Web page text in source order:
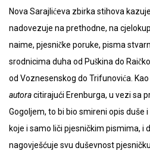
Nova Sarajlićeva zbirka stihova
nadovezuje na prethodne, na
naime, pjesničke poruke, pisma
srodnicima duha od Puškina do
od Voznesenskog do Trifunovića.
autoracitirajući Erenburga, u vezi sa
Gogoljem, to bi bio smireni opis duše
koje i samo liči pjesničkim pismima, i
nagovješćuje svu duševnost